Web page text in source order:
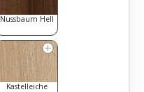
Nussbaum Hell
Kastelleiche